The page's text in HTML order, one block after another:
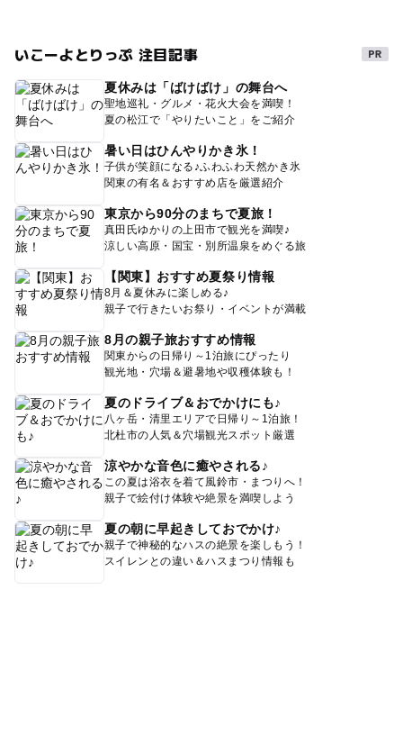
いこーよとりっぷ 注目記事
夏休みは「ばけばけ」の舞台へ
聖地巡礼・グルメ・花火大会を満喫！
夏の松江で「やりたいこと」をご紹介
暑い日はひんやりかき氷！
子供が笑顔になる♪ふわふわ天然かき氷
関東の有名＆おすすめ店を厳選紹介
東京から90分のまちで夏旅！
真田氏ゆかりの上田市で観光を満喫♪
涼しい高原・国宝・別所温泉をめぐる旅
【関東】おすすめ夏祭り情報
8月＆夏休みに楽しめる♪
親子で行きたいお祭り・イベントが満載
8月の親子旅おすすめ情報
関東からの日帰り～1泊旅にぴったり
観光地・穴場＆避暑地や収穫体験も！
夏のドライブ＆おでかけにも♪
八ヶ岳・清里エリアで日帰り～1泊旅！
北杜市の人気＆穴場観光スポット厳選
涼やかな音色に癒やされる♪
この夏は浴衣を着て風鈴市・まつりへ！
親子で絵付け体験や絶景を満喫しよう
夏の朝に早起きしておでかけ♪
親子で神秘的なハスの絶景を楽しもう！
スイレンとの違い＆ハスまつり情報も